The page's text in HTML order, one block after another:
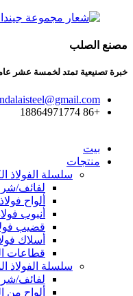
مصنع الصلب
خبرة تصنيعية تمتد لخمسة عشر
+86 18864971774
بيت
منتجات
سلسلة الفولاذ
لفائف/
ألواح
أنبوب
قضيب
أسلاك
قطاعات
سلسلة الفولاذ
لفائف/
ألواح من